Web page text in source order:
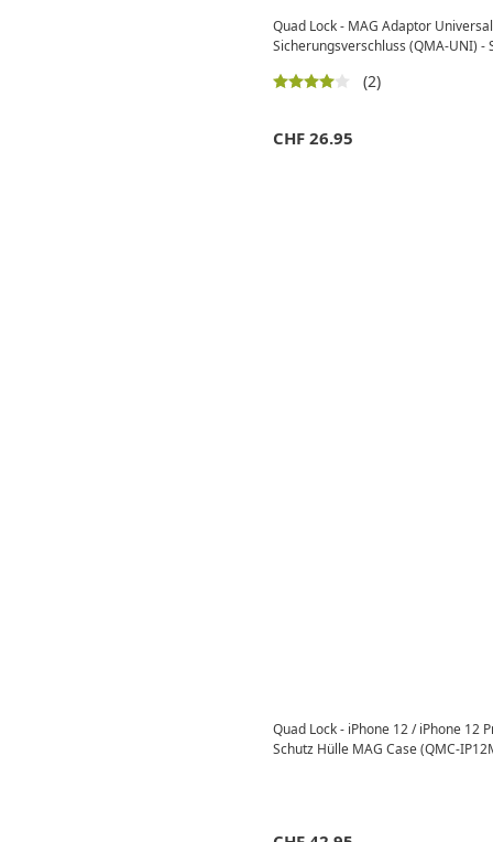
Quad Lock - MAG Adaptor
Sicherungsverschluss (QMA-UNI) -
(2)
CHF 26.95
Quad Lock - iPhone 12 / iPhone 12
Schutz Hülle MAG Case (QMC-